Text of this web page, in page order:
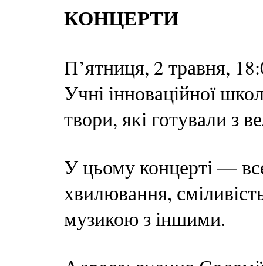
КОНЦЕРТИ
П’ятниця, 2 травня,
Учні інноваційної
твори, які готували з
У цьому концерті —
хвилювання,
музикою з іншими.